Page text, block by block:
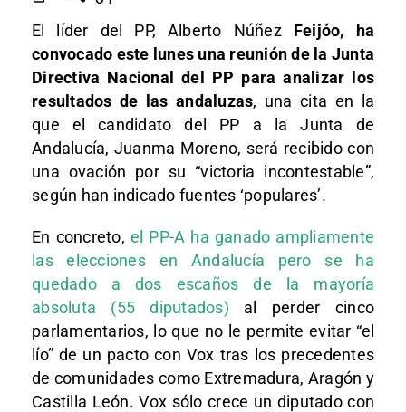
El líder del PP, Alberto Núñez Feijóo, ha
convocado este lunes una reunión de la Junta
Directiva Nacional del PP para analizar los
resultados de las andaluzas, una cita en la
que el candidato del PP a la Junta de
Andalucía, Juanma Moreno, será recibido con
una ovación por su “victoria incontestable”,
según han indicado fuentes ‘populares’.
En concreto, el PP-A ha ganado ampliamente
las elecciones en Andalucía pero se ha
quedado a dos escaños de la mayoría
absoluta (55 diputados) al perder cinco
parlamentarios, lo que no le permite evitar “el
lío” de un pacto con Vox tras los precedentes
de comunidades como Extremadura, Aragón y
Castilla León. Vox sólo crece un diputado con